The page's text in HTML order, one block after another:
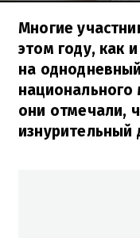
Многие
этом году, как
на
национального
они отмечали,
изнурительный